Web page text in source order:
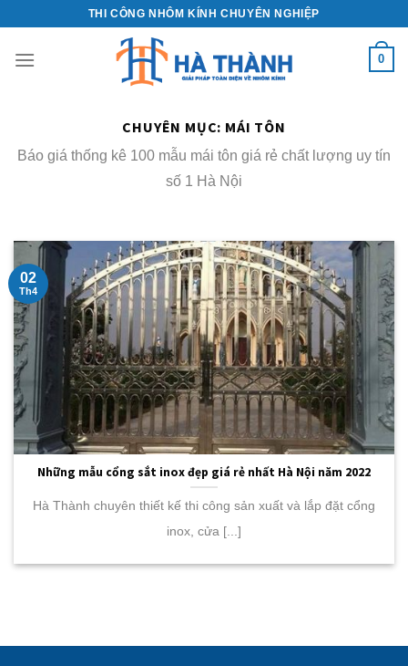
content
THI CÔNG NHÔM KÍNH CHUYÊN NGHIỆP
0
CHUYÊN MỤC: MÁI TÔN
Báo giá thống kê 100 mẫu mái tôn giá rẻ chất lượng uy tín
số 1 Hà Nội
Những mẫu cổng sắt inox đẹp giá rẻ nhất Hà Nội năm 2022
Hà Thành chuyên thiết kế thi công sản xuất và lắp đặt cổng
inox, cửa [...]
02
Th4